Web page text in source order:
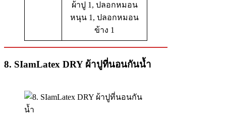
ผ้าปู 1, ปลอกหมอน
หนุน 1, ปลอกหมอน
ข้าง 1
8. SIamLatex DRY ผ้าปูที่นอนกันน้ำ